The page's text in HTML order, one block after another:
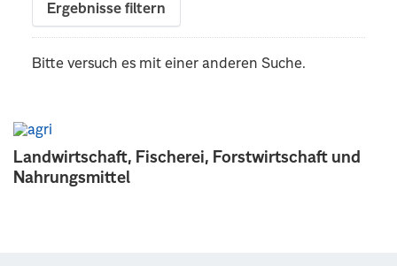
Landwirtschaft, Fischerei, Forstwirtschaft und
Nahrungsmittel
Ergebnisse filtern
Bitte versuch es mit einer anderen Suche.